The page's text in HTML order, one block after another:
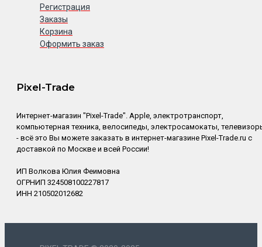
Регистрация
Заказы
Корзина
Оформить заказ
Pixel-Trade
Интернет-магазин "Pixel-Trade". Apple, электротранспорт,
компьютерная техника, велосипеды, электросамокаты,
- всё это Вы можете заказать в интернет-магазине Pixel-Trade.ru с
доставкой по Москве и всей России!
ИП Волкова Юлия Феимовна
ОГРНИП 324508100227817
ИНН 210502012682